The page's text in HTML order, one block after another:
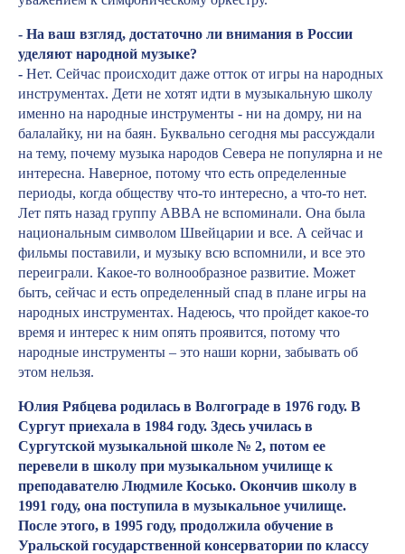
- На ваш взгляд, достаточно ли внимания в России
уделяют народной музыке?
- Нет. Сейчас происходит даже отток от игры на народных
инструментах. Дети не хотят идти в музыкальную школу
именно на народные инструменты - ни на домру, ни на
балалайку, ни на баян. Буквально сегодня мы рассуждали
на тему, почему музыка народов Севера не популярна и не
интересна. Наверное, потому что есть определенные
периоды, когда обществу что-то интересно, а что-то нет.
Лет пять назад группу ABBA не вспоминали. Она была
национальным символом Швейцарии и все. А сейчас и
фильмы поставили, и музыку всю вспомнили, и все это
переиграли. Какое-то волнообразное развитие. Может
быть, сейчас и есть определенный спад в плане игры на
народных инструментах. Надеюсь, что пройдет какое-то
время и интерес к ним опять проявится, потому что
народные инструменты – это наши корни, забывать об
этом нельзя.
Юлия Рябцева родилась в Волгограде в 1976 году. В
Сургут приехала в 1984 году. Здесь училась в
Сургутской музыкальной школе № 2, потом ее
перевели в школу при музыкальном училище к
преподавателю Людмиле Косько. Окончив школу в
1991 году, она поступила в музыкальное училище.
После этого, в 1995 году, продолжила обучение в
Уральской государственной консерватории по классу